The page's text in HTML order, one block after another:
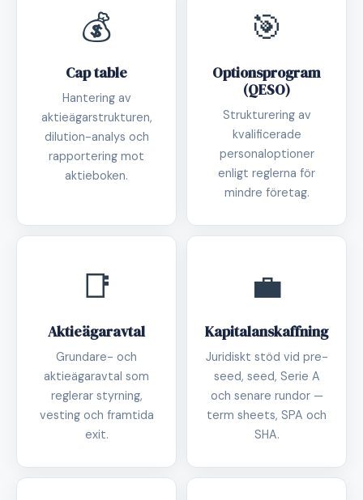
💰
Cap table
Hantering av
aktieägarstrukturen,
dilution-analys och
rapportering mot
aktieboken.
🎯
Optionsprogram
(QESO)
Strukturering av
kvalificerade
personaloptioner
enligt reglerna för
mindre företag.
📑
Aktieägaravtal
Grundare- och
aktieägaravtal som
reglerar styrning,
vesting och framtida
exit.
💼
Kapitalanskaffning
Juridiskt stöd vid pre-
seed, seed, Serie A
och senare rundor —
term sheets, SPA och
SHA.